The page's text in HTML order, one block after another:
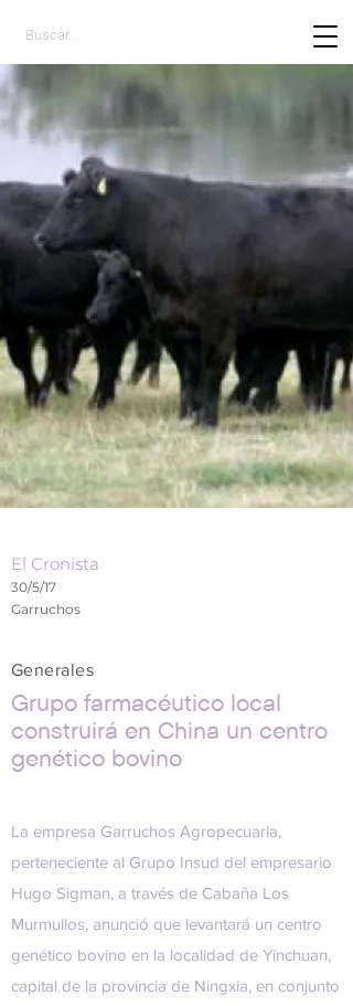
El Cronista
30/5/17
Garruchos
Generales
Grupo farmacéutico local
construirá en China un centro
genético bovino
La empresa Garruchos Agropecuaria,
perteneciente al Grupo Insud del empresario
Hugo Sigman, a través de Cabaña Los
Murmullos, anunció que levantará un centro
genético bovino en la localidad de Yinchuan,
capital de la provincia de Ningxia, en conjunto